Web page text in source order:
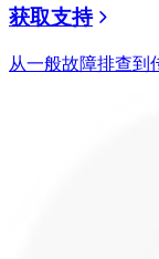
获取支持
从一般故障排查到